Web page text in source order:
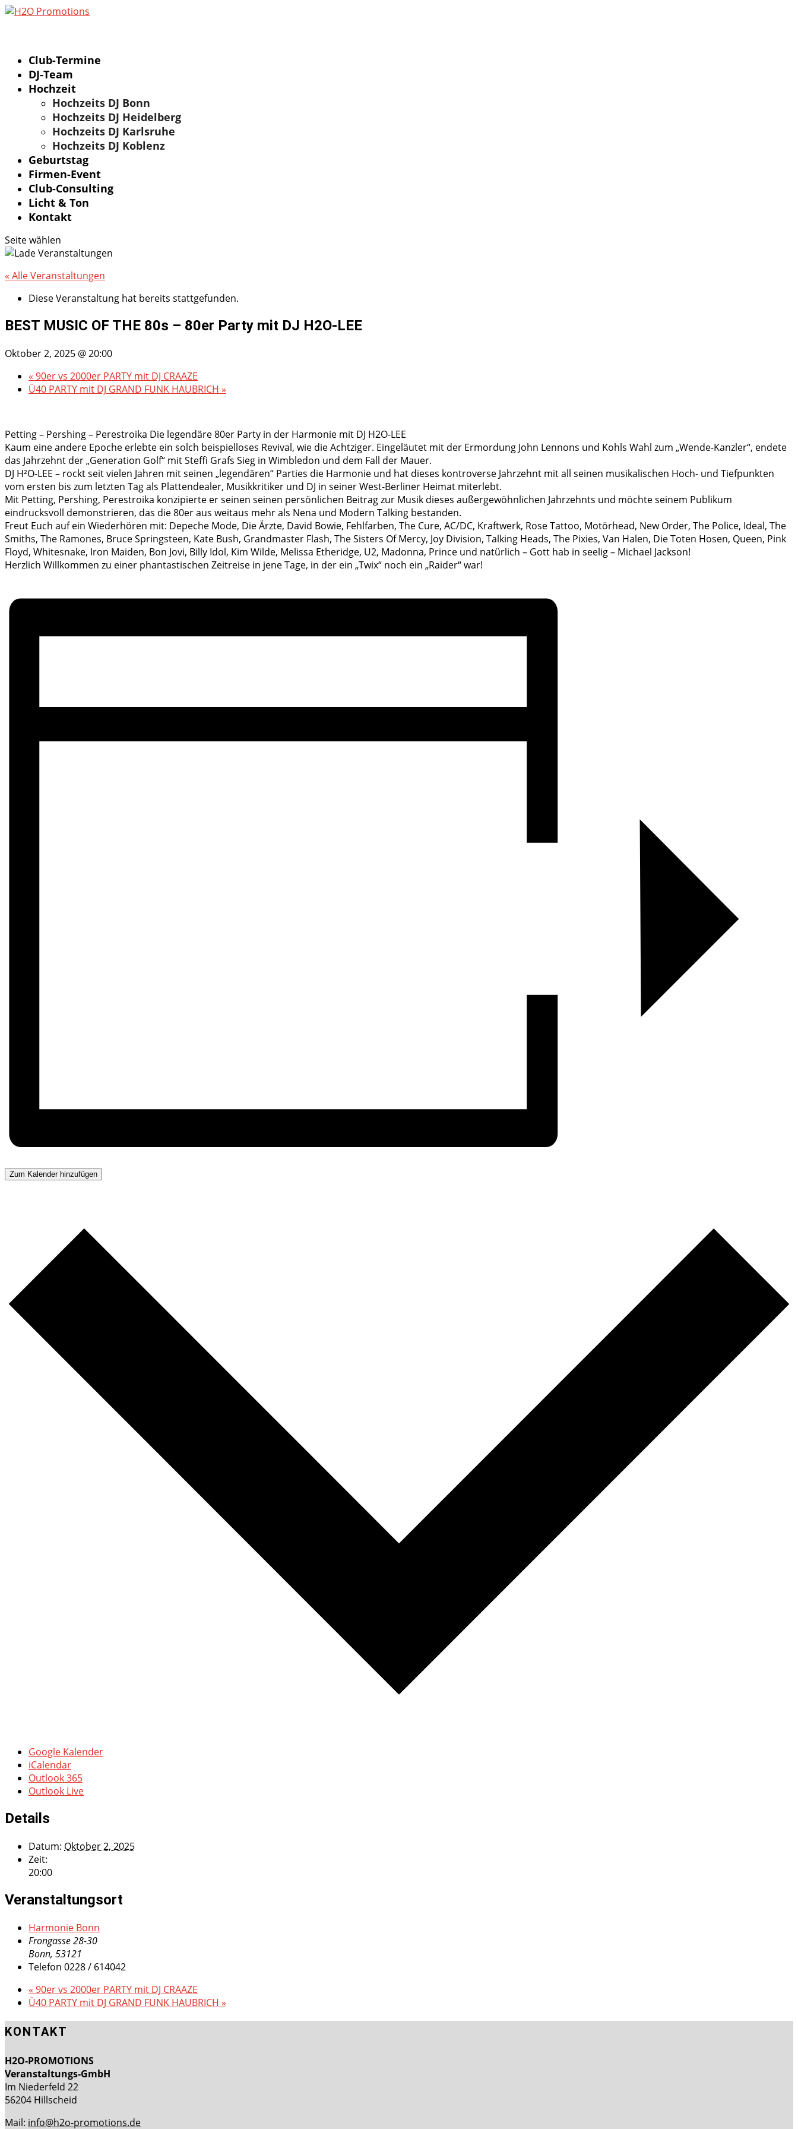
Club-Termine
DJ-Team
Hochzeit
Hochzeits DJ Bonn
Hochzeits DJ Heidelberg
Hochzeits DJ Karlsruhe
Hochzeits DJ Koblenz
Geburtstag
Firmen-Event
Club-Consulting
Licht & Ton
Kontakt
Seite wählen
« Alle Veranstaltungen
Diese Veranstaltung hat bereits stattgefunden.
BEST MUSIC OF THE 80s – 80er Party mit DJ H2O-LEE
Oktober 2, 2025 @ 20:00
« 90er vs 2000er PARTY mit DJ CRAAZE
Ü40 PARTY mit DJ GRAND FUNK HAUBRICH »
Petting – Pershing – Perestroika Die legendäre 80er Party in der Harmonie mit DJ H2O-LEE
Kaum eine andere Epoche erlebte ein solch beispielloses Revival, wie die Achtziger. Eingeläutet mit der Ermordung John Lennons und Kohls Wahl zum „Wende-Kanzler“, endete
das Jahrzehnt der „Generation Golf“ mit Steffi Grafs Sieg in Wimbledon und dem Fall der Mauer.
DJ H²O-LEE – rockt seit vielen Jahren mit seinen „legendären“ Parties die Harmonie und hat dieses kontroverse Jahrzehnt mit all seinen musikalischen Hoch- und Tiefpunkten
vom ersten bis zum letzten Tag als Plattendealer, Musikkritiker und DJ in seiner West-Berliner Heimat miterlebt.
Mit Petting, Pershing, Perestroika konzipierte er seinen seinen persönlichen Beitrag zur Musik dieses außergewöhnlichen Jahrzehnts und möchte seinem Publikum
eindrucksvoll demonstrieren, das die 80er aus weitaus mehr als Nena und Modern Talking bestanden.
Freut Euch auf ein Wiederhören mit: Depeche Mode, Die Ärzte, David Bowie, Fehlfarben, The Cure, AC/DC, Kraftwerk, Rose Tattoo, Motörhead, New Order, The Police, Ideal, The
Smiths, The Ramones, Bruce Springsteen, Kate Bush, Grandmaster Flash, The Sisters Of Mercy, Joy Division, Talking Heads, The Pixies, Van Halen, Die Toten Hosen, Queen, Pink
Floyd, Whitesnake, Iron Maiden, Bon Jovi, Billy Idol, Kim Wilde, Melissa Etheridge, U2, Madonna, Prince und natürlich – Gott hab in seelig – Michael Jackson!
Herzlich Willkommen zu einer phantastischen Zeitreise in jene Tage, in der ein „Twix“ noch ein „Raider“ war!
Zum Kalender hinzufügen
Google Kalender
iCalendar
Outlook 365
Outlook Live
Details
Datum: Oktober 2, 2025
Zeit:
20:00
Veranstaltungsort
Harmonie Bonn
Frongasse 28-30
Bonn, 53121
Telefon 0228 / 614042
« 90er vs 2000er PARTY mit DJ CRAAZE
Ü40 PARTY mit DJ GRAND FUNK HAUBRICH »
KONTAKT
H2O-PROMOTIONS
Veranstaltungs-GmbH
Im Niederfeld 22
56204 Hillscheid
Mail: info@h2o-promotions.de